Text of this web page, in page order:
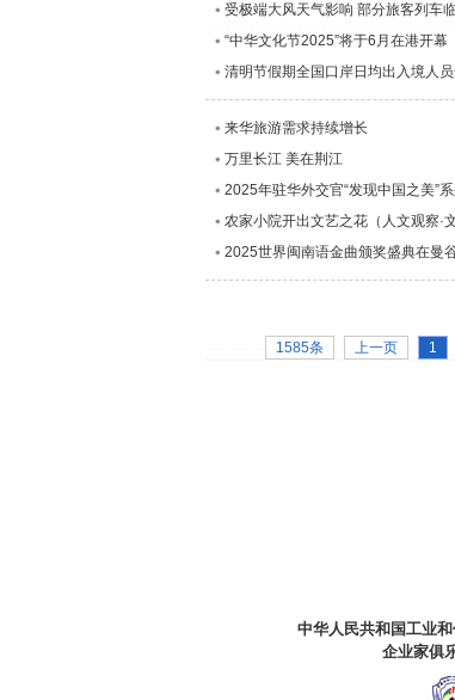
受极端大风天气影响 部分旅客列车
“中华文化节2025”将于6月在港开幕
清明节假期全国口岸日均出入境人
来华旅游需求持续增长
万里长江 美在荆江
2025年驻华外交官“发现中国之美”
农家小院开出文艺之花（人文观察·
2025世界闽南语金曲颁奖盛典在曼
1585条 上一页 1
中华人民共和国工业
企业家